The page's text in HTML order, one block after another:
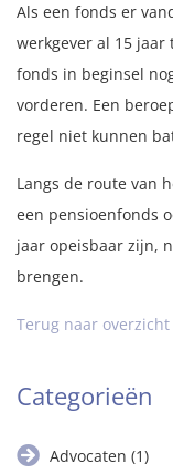
Als een fonds er
werkgever al 15
fonds in beginsel
vorderen. Een
regel niet kunnen
Langs de route van
een pensioenfonds
jaar opeisbaar zijn,
brengen.
Terug naar overzicht
Categorieën
Advocaten (1)